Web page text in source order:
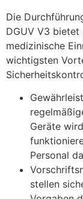
Die
DGUV V3
medizinische
wichtigsten
Geräte
Personal
stellen